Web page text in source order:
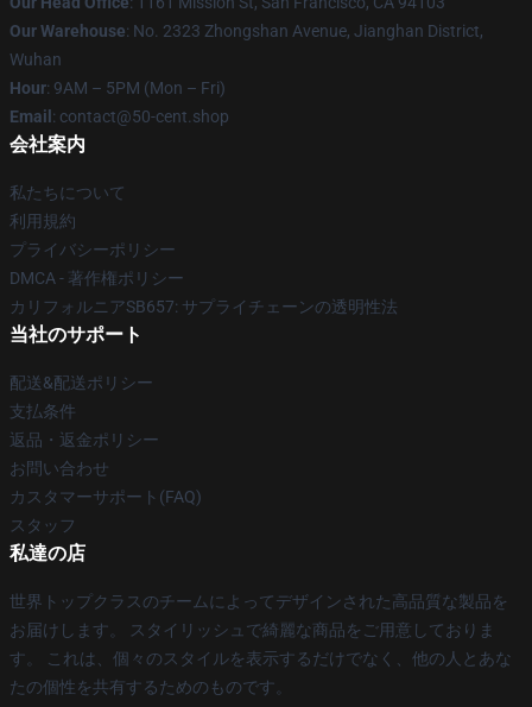
Our Warehouse: No. 2323 Zhongshan Avenue, Jianghan District,
Wuhan
Hour: 9AM – 5PM (Mon – Fri)
Email : contact@50-cent.shop
会社案内
私たちについて
利用規約
プライバシーポリシー
DMCA - 著作権ポリシー
カリフォルニアSB657: サプライチェーンの透明性法
当社のサポート
配送&配送ポリシー
支払条件
返品・返金ポリシー
お問い合わせ
カスタマーサポート(FAQ)
スタッフ
私達の店
世界トップクラスのチームによってデザインされた高品質な製品を
お届けします。 スタイリッシュで綺麗な商品をご用意しておりま
す。 これは、個々のスタイルを表示するだけでなく、他の人とあな
たの個性を共有するためのものです。